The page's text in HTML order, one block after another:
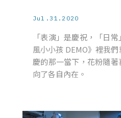
Jul.31.2020
「表演」是慶祝，「日
風小小孩 DEMO》裡我
慶的那一當下，花粉隨
向了各自內在。